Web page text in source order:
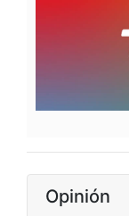
Opinión